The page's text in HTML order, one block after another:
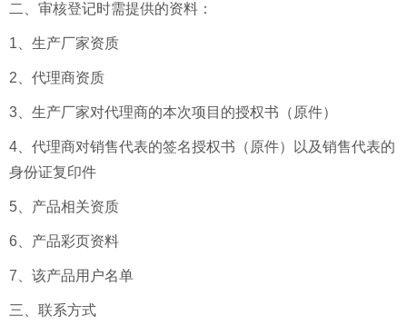
二、审核登记时需提供的资料：
1、生产厂家资质
2、代理商资质
3、生产厂家对代理商的本次项目的授权书（原件）
4、代理商对销售代表的签名授权书（原件）以及销售代表的
身份证复印件
5、产品相关资质
6、产品彩页资料
7、该产品用户名单
三、联系方式